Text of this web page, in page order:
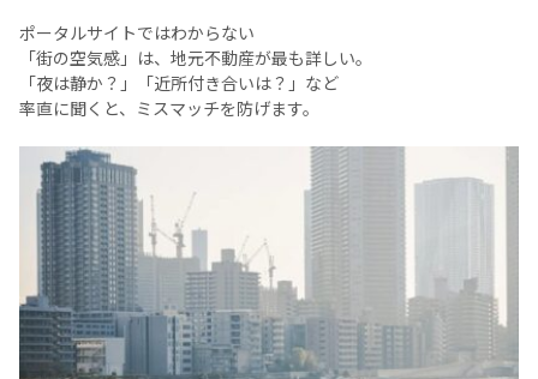
ポータルサイトではわからない
「街の空気感」は、地元不動産が最も詳しい。
「夜は静か？」「近所付き合いは？」など
率直に聞くと、ミスマッチを防げます。